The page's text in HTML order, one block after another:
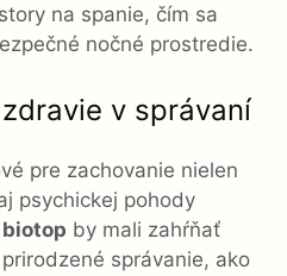
na spanie, čím sa
nočné prostredie.
v správaní
pre zachovanie nielen
psychickej pohody
by mali zahŕňať
správanie, ako